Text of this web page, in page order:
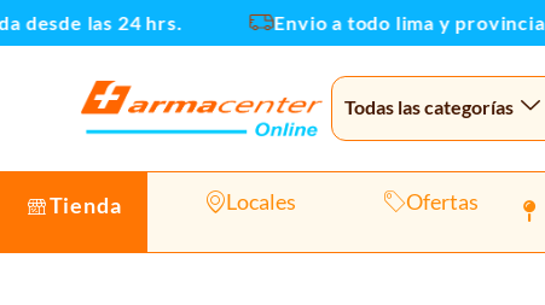
Ir
al
las 24 hrs. Envio a todo lima y provincias
Todas las categorías
Tienda Locales Ofertas